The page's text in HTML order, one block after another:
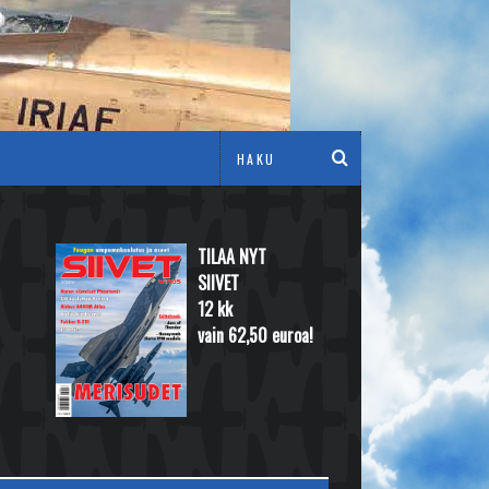
TILAA NYT
SIIVET
12 kk
vain 62,50 euroa!